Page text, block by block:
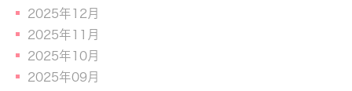
2025年12月
2025年11月
2025年10月
2025年09月